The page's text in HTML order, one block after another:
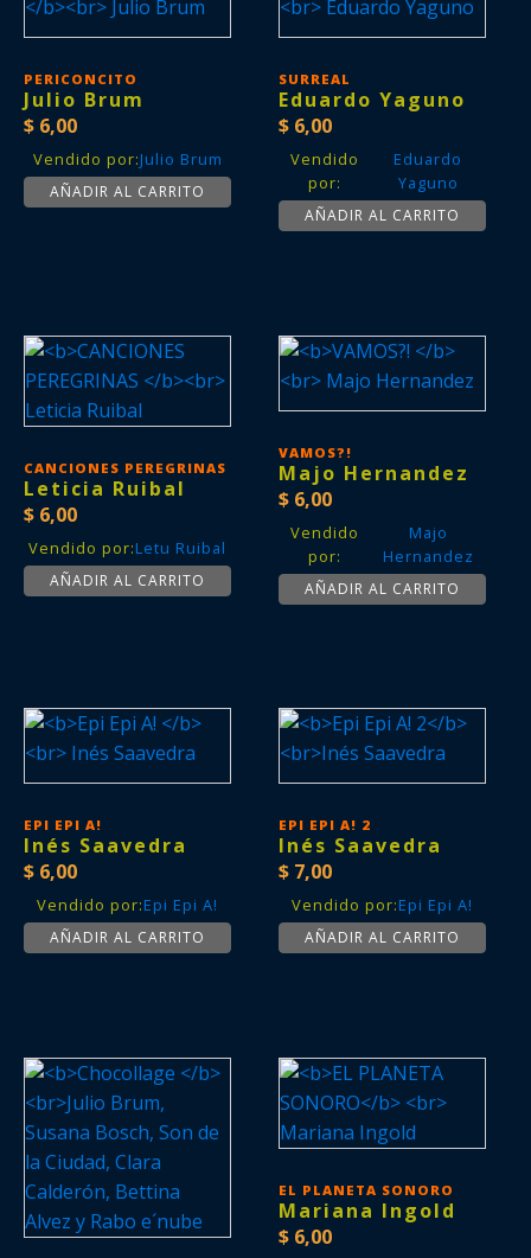
PERICONCITO
Julio Brum
$ 6,00
Vendido por:Julio Brum
AÑADIR AL CARRITO
SURREAL
Eduardo Yaguno
$ 6,00
Vendido
por:
Eduardo
Yaguno
AÑADIR AL CARRITO
CANCIONES PEREGRINAS
Leticia Ruibal
$ 6,00
Vendido por:Letu Ruibal
AÑADIR AL CARRITO
VAMOS?!
Majo Hernandez
$ 6,00
Vendido
por:
Majo
Hernandez
AÑADIR AL CARRITO
EPI EPI A!
Inés Saavedra
$ 6,00
Vendido por:Epi Epi A!
AÑADIR AL CARRITO
EPI EPI A! 2
Inés Saavedra
$ 7,00
Vendido por:Epi Epi A!
AÑADIR AL CARRITO
EL PLANETA SONORO
Mariana Ingold
$ 6,00